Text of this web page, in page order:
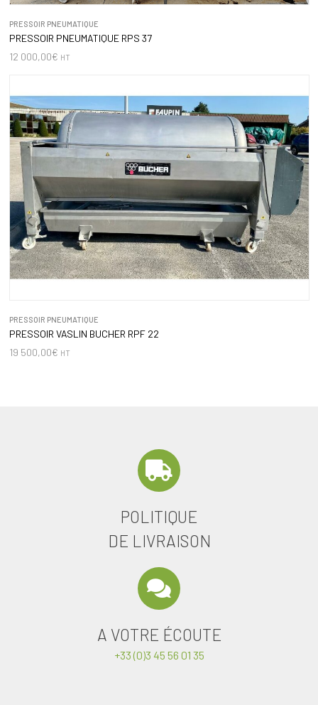
PRESSOIR PNEUMATIQUE
PRESSOIR PNEUMATIQUE RPS 37
12 000,00€ HT
PRESSOIR PNEUMATIQUE
PRESSOIR VASLIN BUCHER RPF 22
19 500,00€ HT
POLITIQUE
DE LIVRAISON
A VOTRE ÉCOUTE
+33 (0)3 45 56 01 35